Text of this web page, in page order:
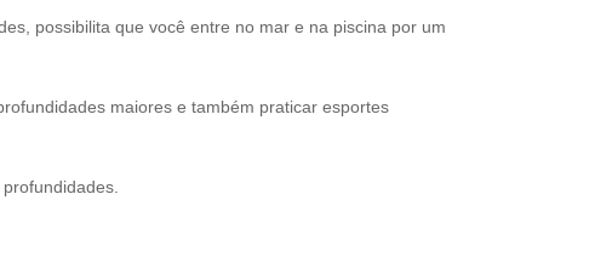
possibilita que você entre no mar e na piscina por um
maiores e também praticar esportes